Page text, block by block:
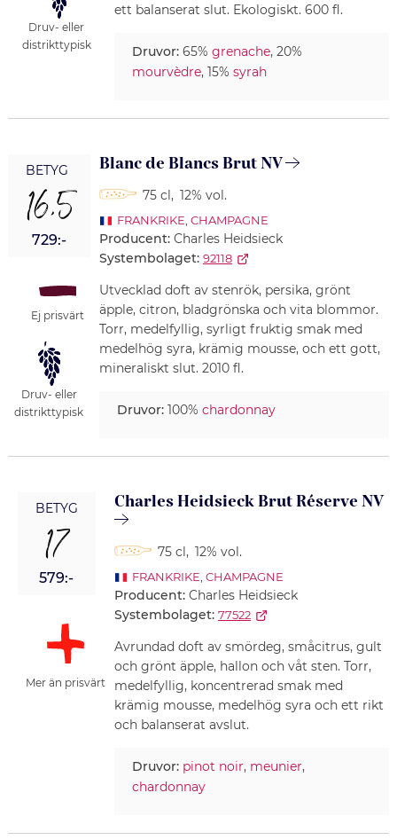
Druv- eller
distrikttypisk
ett balanserat slut. Ekologiskt. 600 fl.
Druvor:65% grenache, 20%
mourvèdre, 15% syrah
BETYG
16,5
729:-
Ej prisvärt
Druv- eller
distrikttypisk
Blanc de Blancs Brut NV
75 cl, 12% vol.
FRANKRIKE CHAMPAGNE
Producent: Charles Heidsieck
Systembolaget: 92118
Utvecklad doft av stenrök, persika, grönt
äpple, citron, bladgrönska och vita blommor.
Torr, medelfyllig, syrligt fruktig smak med
medelhög syra, krämig mousse, och ett gott,
mineraliskt slut. 2010 fl.
Druvor:100% chardonnay
BETYG
17
579:-
Mer än prisvärt
Charles Heidsieck Brut Réserve NV
75 cl, 12% vol.
FRANKRIKE CHAMPAGNE
Producent: Charles Heidsieck
Systembolaget: 77522
Avrundad doft av smördeg, småcitrus, gult
och grönt äpple, hallon och våt sten. Torr,
medelfyllig, koncentrerad smak med
krämig mousse, medelhög syra och ett rikt
och balanserat avslut.
Druvor: pinot noir, meunier,
chardonnay